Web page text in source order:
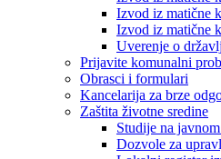
Izvod iz matične
Izvod iz matične
Uverenje o
Prijavite komunalni
Obrasci i formulari
Kancelarija za brze
Zaštita životne sredine
Studije na
Dozvole za